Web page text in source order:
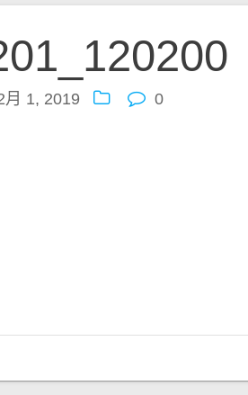
月 1, 2019 0